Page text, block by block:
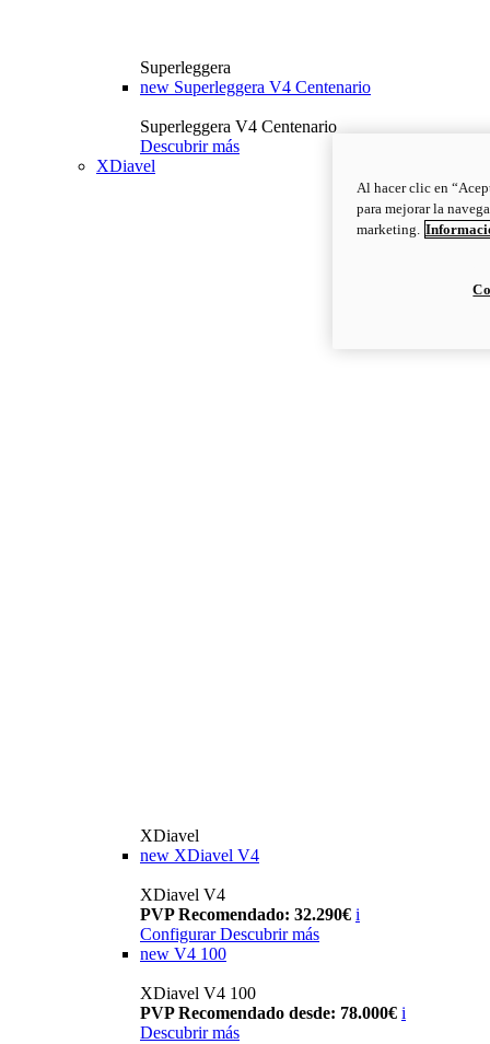
Superleggera
new Superleggera V4 Centenario
Superleggera V4 Centenario
Descubrir más
XDiavel
XDiavel
new XDiavel V4
XDiavel V4
PVP Recomendado: 32.290€ i
Configurar Descubrir más
new V4 100
XDiavel V4 100
PVP Recomendado desde: 78.000€ i
Descubrir más
Al hacer clic en
para mejorar la
marketing.